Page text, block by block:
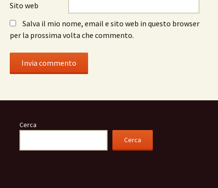
Sito web
Salva il mio nome, email e sito web in questo browser
per la prossima volta che commento.
Cerca
Cerca